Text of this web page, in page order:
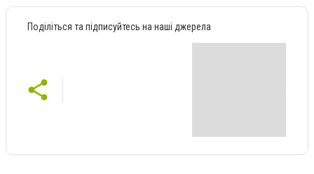
Поділіться та підписуйтесь на наші джерела